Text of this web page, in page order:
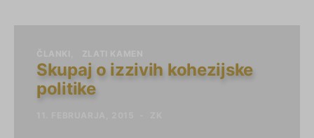
Skupaj o izzivih kohezijske
politike